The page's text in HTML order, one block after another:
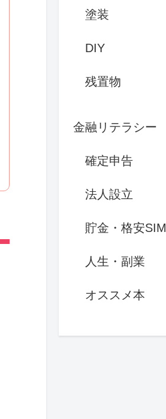
塗装
DIY
残置物
金融リテラシー
確定申告
法人設立
貯金・格安SIM
人生・副業
オススメ本